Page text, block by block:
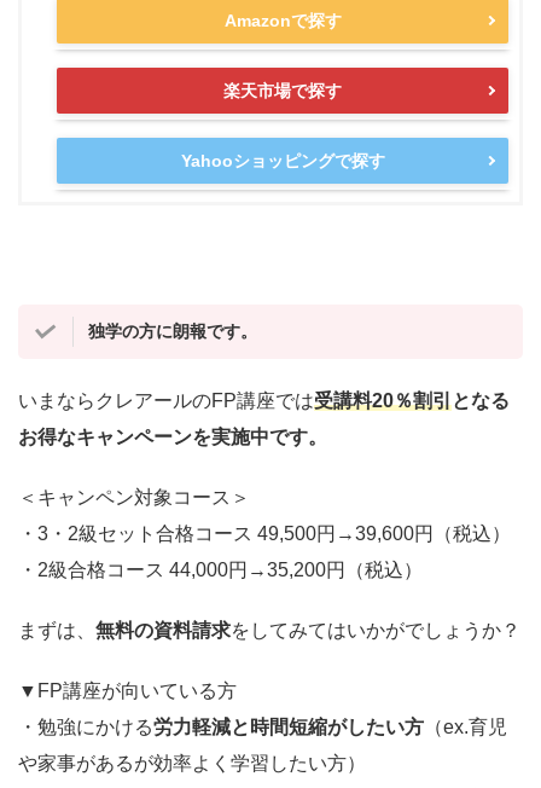
Amazonで探す
楽天市場で探す
Yahooショッピングで探す
独学の方に朗報です。
いまならクレアールのFP講座では受講料20％割引となる
お得なキャンペーンを実施中です。
＜キャンペン対象コース＞
・3・2級セット合格コース 49,500円→39,600円（税込）
・2級合格コース 44,000円→35,200円（税込）
まずは、 無料の資料請求をしてみてはいかがでしょうか？
▼FP講座が向いている方
・勉強にかける労力軽減と時間短縮がしたい方 （ex.育児
や家事があるが効率よく学習したい方）